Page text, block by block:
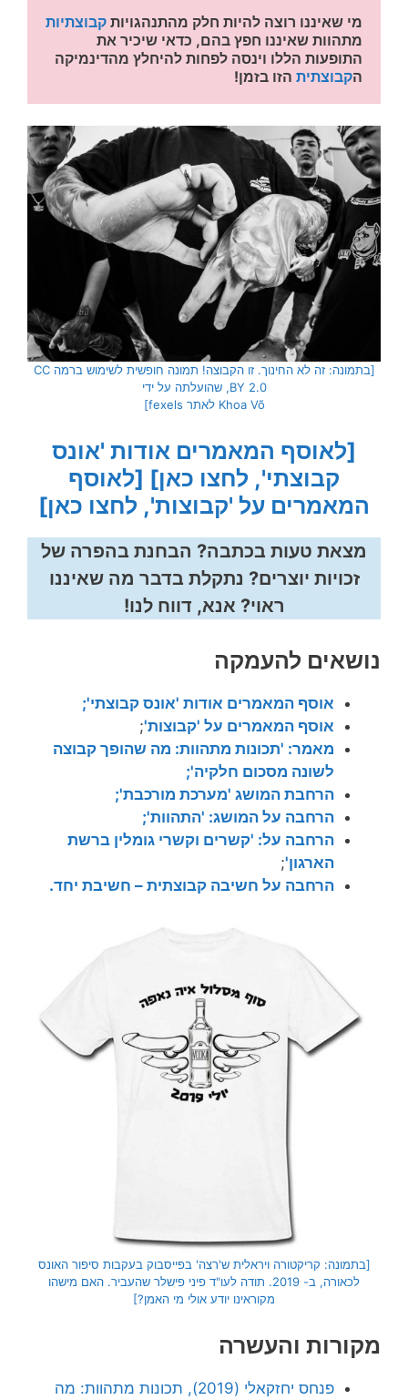
מי שאיננו רוצה להיות חלק מהתנהגויות קבוצתיות
הקבוצתית הזו בזמן!
[בתמונה: זה לא החינוך. זו הקבוצה! תמונה חופשית לשימוש ברמה CC
BY 2.0, שהועלתה על ידי
Khoa Võ לאתר fexels]
[לאוסף המאמרים אודות 'אונס
קבוצתי', לחצו כאן] [לאוסף
המאמרים על 'קבוצות', לחצו כאן]
מצאת טעות בכתבה? הבחנת בהפרה של
זכויות יוצרים? נתקלת בדבר מה שאיננו
ראוי? אנא, דווח לנו!
נושאים להעמקה
אוסף המאמרים אודות 'אונס קבוצתי';
אוסף המאמרים על 'קבוצות';
מאמר: 'תכונות מתהוות: מה שהופך קבוצה
לשונה מסכום חלקיה';
הרחבת המושג 'מערכת מורכבת';
הרחבה על המושג: 'התהוות';
הרחבה על: 'קשרים וקשרי גומלין ברשת
הארגון';
הרחבה על חשיבה קבוצתית – חשיבת יחד.
[בתמונה: קריקטורה ויראלית ש'רצה' בפייסבוק בעקבות סיפור האונס
לכאורה, ב- 2019. תודה לעו"ד פיני פישלר שהעביר. האם מישהו
מקוראינו יודע אולי מי האמן?]
מקורות והעשרה
פנחס יחזקאלי (2019), תכונות מתהוות: מה